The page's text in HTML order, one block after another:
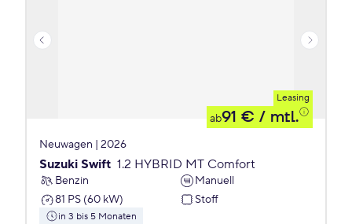
Leasing
ab91 € / mtl.
Neuwagen | 2026
Suzuki Swift 1.2 HYBRID MT Comfort
Benzin
Manuell
81 PS (60 kW)
Stoff
in 3 bis 5 Monaten